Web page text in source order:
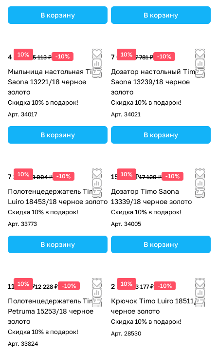
В корзину В корзину
10%
4 602 ₽ 5 113 ₽ -10%
Мыльница настольная Timo
Saona 13221/18 черное
золото
Скидка 10% в подарок!
Арт. 34017
В корзину
10%
7 003 ₽ 7 781 ₽ -10%
Дозатор настольный Timo
Saona 13239/18 черное
золото
Скидка 10% в подарок!
Арт. 34021
В корзину
10%
7 204 ₽ 8 004 ₽ -10%
Полотенцедержатель Timo
Luiro 18453/18 черное золото
Скидка 10% в подарок!
Арт. 33773
В корзину
10%
15 408 ₽17 120 ₽ -10%
Дозатор Timo Saona
13339/18 черное золото
Скидка 10% в подарок!
Арт. 34005
В корзину
10%
11 005 ₽12 228 ₽ -10%
Полотенцедержатель Timo
Petruma 15253/18 черное
золото
Скидка 10% в подарок!
Арт. 33824
10%
2 859 ₽ 3 177 ₽ -10%
Крючок Timo Luiro 18511/18
черное золото
Скидка 10% в подарок!
Арт. 28530